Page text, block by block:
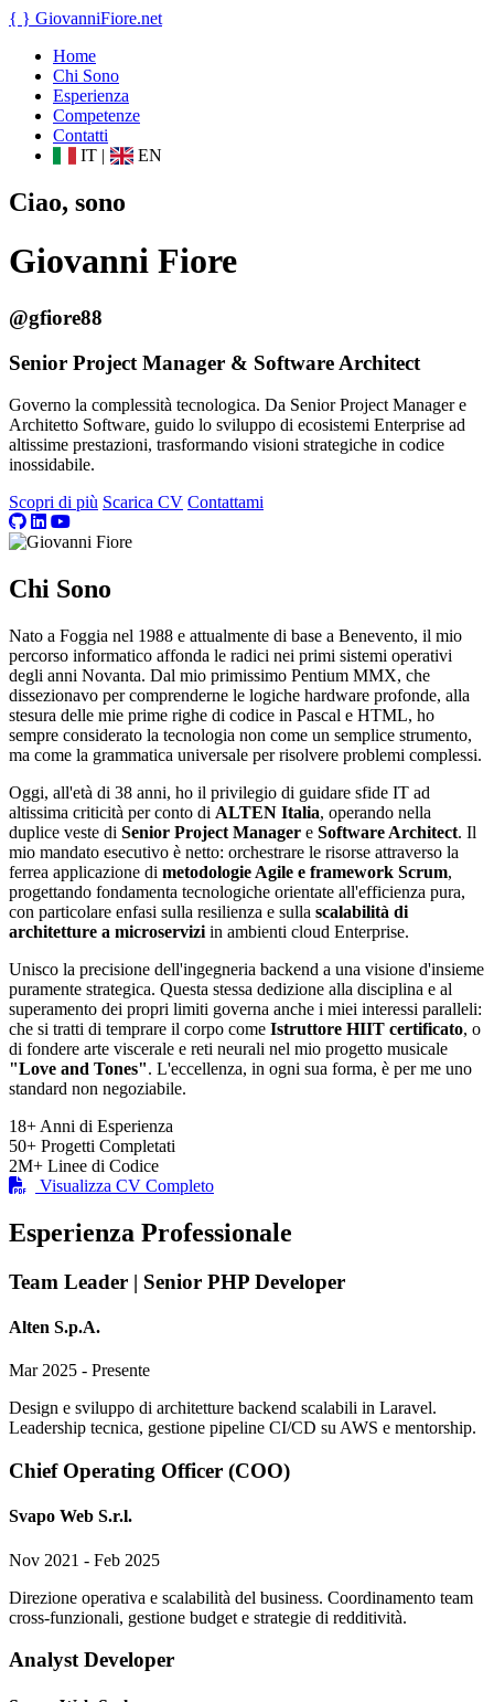
{ } GiovanniFiore.net
Home
Chi Sono
Esperienza
Competenze
Contatti
IT | EN
Ciao, sono
Giovanni Fiore
@gfiore88
Senior Project Manager & Software Architect
Governo la complessità tecnologica. Da Senior Project Manager e
Architetto Software, guido lo sviluppo di ecosistemi Enterprise ad
altissime prestazioni, trasformando visioni strategiche in codice
inossidabile.
Scopri di più Scarica CV Contattami
Chi Sono
Nato a Foggia nel 1988 e attualmente di base a Benevento, il mio
percorso informatico affonda le radici nei primi sistemi operativi
degli anni Novanta. Dal mio primissimo Pentium MMX, che
dissezionavo per comprenderne le logiche hardware profonde, alla
stesura delle mie prime righe di codice in Pascal e HTML, ho
sempre considerato la tecnologia non come un semplice strumento,
ma come la grammatica universale per risolvere problemi complessi.
Oggi, all'età di 38 anni, ho il privilegio di guidare sfide IT ad
altissima criticità per conto di ALTEN Italia, operando nella
duplice veste di Senior Project Manager e Software Architect. Il
mio mandato esecutivo è netto: orchestrare le risorse attraverso la
ferrea applicazione di metodologie Agile e framework Scrum,
progettando fondamenta tecnologiche orientate all'efficienza pura,
con particolare enfasi sulla resilienza e sulla scalabilità di
architetture a microservizi in ambienti cloud Enterprise.
Unisco la precisione dell'ingegneria backend a una visione d'insieme
puramente strategica. Questa stessa dedizione alla disciplina e al
superamento dei propri limiti governa anche i miei interessi paralleli:
che si tratti di temprare il corpo come Istruttore HIIT certificato, o
di fondere arte viscerale e reti neurali nel mio progetto musicale
"Love and Tones". L'eccellenza, in ogni sua forma, è per me uno
standard non negoziabile.
18+ Anni di Esperienza
50+ Progetti Completati
2M+ Linee di Codice
Visualizza CV Completo
Esperienza Professionale
Team Leader | Senior PHP Developer
Alten S.p.A.
Mar 2025 - Presente
Design e sviluppo di architetture backend scalabili in Laravel.
Leadership tecnica, gestione pipeline CI/CD su AWS e mentorship.
Chief Operating Officer (COO)
Svapo Web S.r.l.
Nov 2021 - Feb 2025
Direzione operativa e scalabilità del business. Coordinamento team
cross-funzionali, gestione budget e strategie di redditività.
Analyst Developer